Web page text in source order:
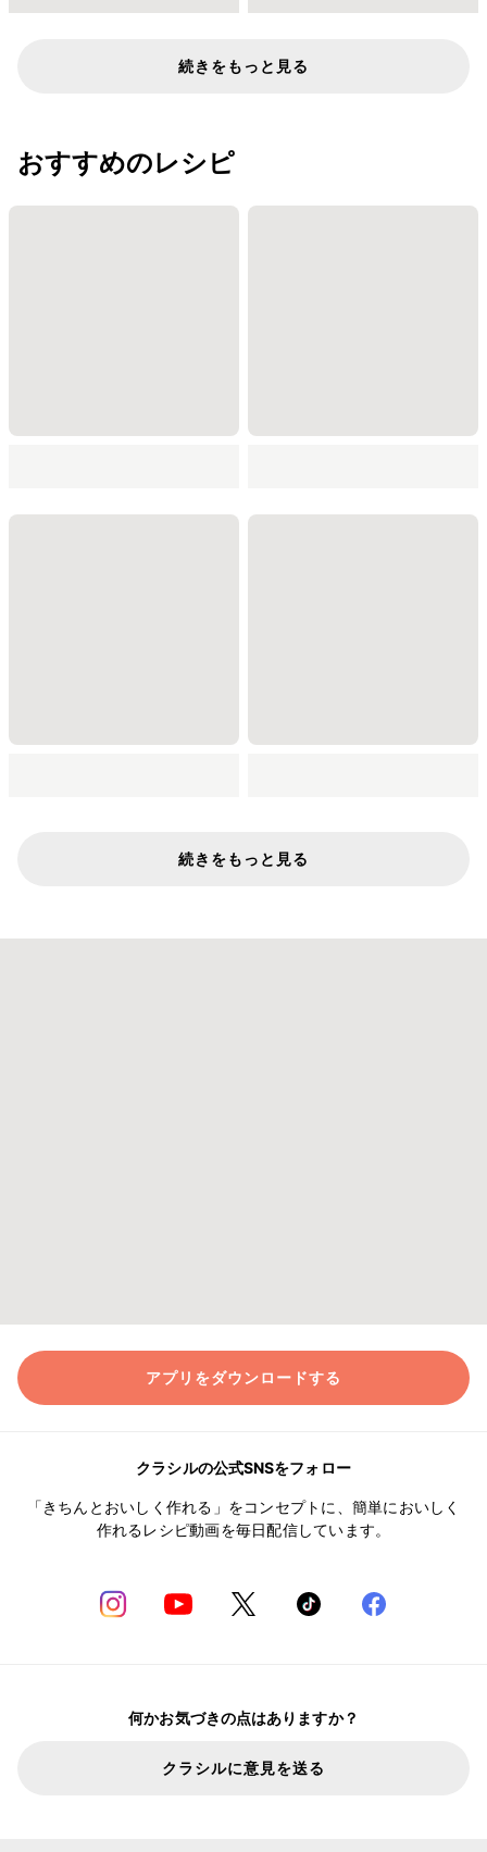
続きをもっと見る
おすすめのレシピ
続きをもっと見る
アプリをダウンロードする
クラシルの公式SNSをフォロー
「きちんとおいしく作れる」をコンセプトに、簡単においしく
作れるレシピ動画を毎日配信しています。
何かお気づきの点はありますか？
クラシルに意見を送る